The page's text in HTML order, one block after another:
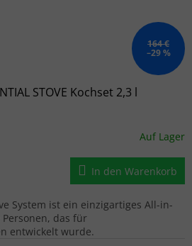
164 €
–29 %
STOVE Kochset 2,3 l
Auf Lager
In den Warenkorb
System ist ein einzigartiges All-in-
das für
entwickelt wurde.